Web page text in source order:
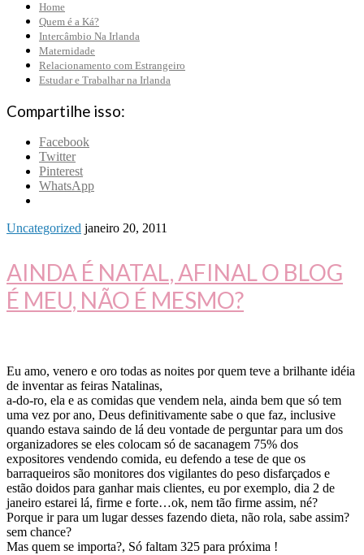
Home
Quem é a Ká?
Intercâmbio Na Irlanda
Maternidade
Relacionamento com Estrangeiro
Estudar e Trabalhar na Irlanda
Compartilhe isso:
Facebook
Twitter
Pinterest
WhatsApp
Uncategorized janeiro 20, 2011
AINDA É NATAL, AFINAL O BLOG
É MEU, NÃO É MESMO?
Eu amo, venero e oro todas as noites por quem teve a brilhante idéia
de inventar as feiras Natalinas,
a-do-ro, ela e as comidas que vendem nela, ainda bem que só tem
uma vez por ano, Deus definitivamente sabe o que faz, inclusive
quando estava saindo de lá deu vontade de perguntar para um dos
organizadores se eles colocam só de sacanagem 75% dos
expositores vendendo comida, eu defendo a tese de que os
barraqueiros são monitores dos vigilantes do peso disfarçados e
estão doidos para ganhar mais clientes, eu por exemplo, dia 2 de
janeiro estarei lá, firme e forte…ok, nem tão firme assim, né?
Porque ir para um lugar desses fazendo dieta, não rola, sabe assim?
sem chance?
Mas quem se importa?, Só faltam 325 para próxima !